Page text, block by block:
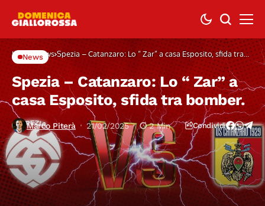
Home News Spezia – Catanzaro: Lo “ Zar” a casa Esposito, sfida tra
bomber.
News
Spezia – Catanzaro: Lo “ Zar” a
casa Esposito, sfida tra bomber.
Marco Piterà 21/02/2025 2 Min Condividi